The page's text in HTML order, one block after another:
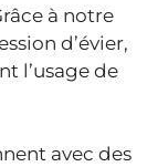
à notre
d’évier,
l’usage de
avec des